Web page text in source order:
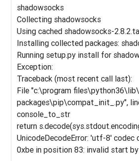
shadowsocks
Collecting shadowsocks
Using cached shadowsocks-
Installing collected packages:
Running setup.py install for
Exception:
Traceback (most recent call last):
File "c:\program
packages\pip\compat_init_.py",
console_to_str
return
UnicodeDecodeError: 'utf-8' codec
0xbe in position 83: invalid start